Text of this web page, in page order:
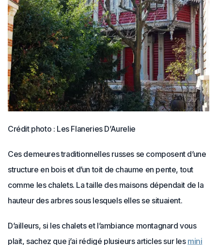
Crédit photo : Les Flaneries D’Aurelie
Ces demeures traditionnelles russes se composent d’une
structure en bois et d’un toit de chaume en pente, tout
comme les chalets. La taille des maisons dépendait de la
hauteur des arbres sous lesquels elles se situaient.
D’ailleurs, si les chalets et l’ambiance montagnard vous
plait, sachez que j’ai rédigé plusieurs articles sur les mini